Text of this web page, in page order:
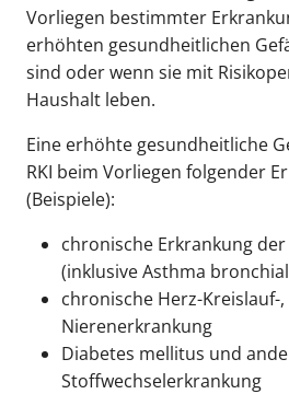
Vorliegen bestimmter
erhöhten gesundheitlichen
sind oder wenn sie mit
Haushalt leben.
Eine erhöhte gesundheitliche
RKI beim Vorliegen folgender
(Beispiele):
chronische Erkrankung
(inklusive Asthma
chronische Herz-Kreislauf-
Nierenerkrankung
Diabetes mellitus und
Stoffwechselerkrankung